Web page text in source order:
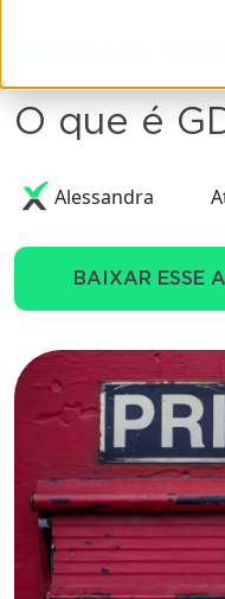
Novidades da
O que é
Alessandra
BAIXAR ESSE